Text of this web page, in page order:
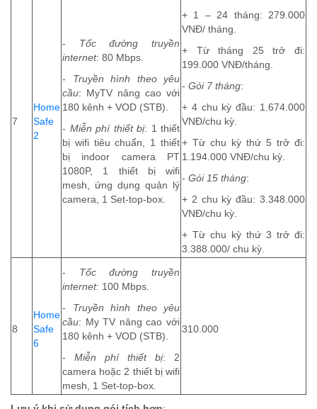
7
Home
Safe
2
- Tốc đường truyền
internet: 80 Mbps.
- Truyền hình theo yêu
cầu: MyTV nâng cao với
180 kênh + VOD (STB).
- Miễn phí thiết bị: 1 thiết
bị wifi tiêu chuẩn, 1 thiết
bị indoor camera PT
1080P, 1 thiết bị wifi
mesh, ứng dụng quản lý
camera, 1 Set-top-box.
+ 1 – 24 tháng: 279.000
VNĐ/ tháng.
+ Từ tháng 25 trở đi:
199.000 VNĐ/tháng.
- Gói 7 tháng:
+ 4 chu kỳ đầu: 1.674.000
VNĐ/chu kỳ.
+ Từ chu kỳ thứ 5 trở đi:
1.194.000 VNĐ/chu kỳ.
- Gói 15 tháng:
+ 2 chu kỳ đầu: 3.348.000
VNĐ/chu kỳ.
+ Từ chu kỳ thứ 3 trở đi:
3.388.000/ chu kỳ.
8
Home
Safe
6
- Tốc đường truyền
internet: 100 Mbps.
- Truyền hình theo yêu
cầu: My TV nâng cao với
180 kênh + VOD (STB).
- Miễn phí thiết bị:
2
camera hoặc 2 thiết bị wifi
mesh, 1 Set-top-box.
310.000